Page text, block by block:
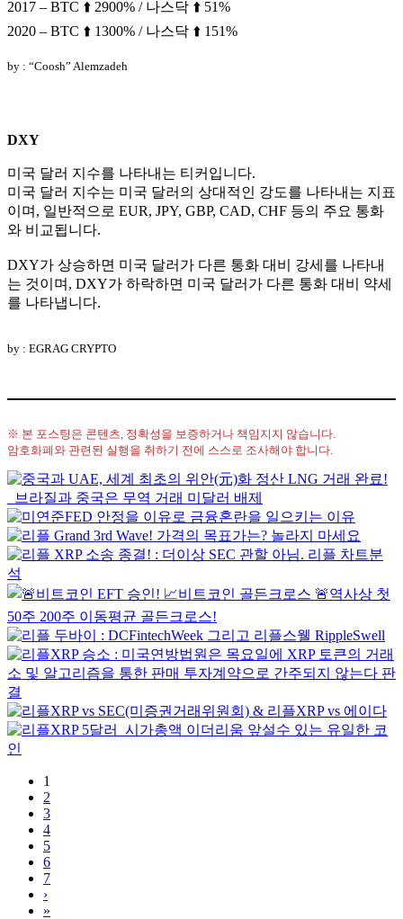
2017 – BTC ⬆️ 2900% / 나스닥 ⬆️ 51%
2020 – BTC ⬆️ 1300% / 나스닥 ⬆️ 151%
by : “Coosh” Alemzadeh
DXY
미국 달러 지수를 나타내는 티커입니다.
미국 달러 지수는 미국 달러의 상대적인 강도를 나타내는 지표
이며, 일반적으로 EUR, JPY, GBP, CAD, CHF 등의 주요 통화
와 비교됩니다.
DXY가 상승하면 미국 달러가 다른 통화 대비 강세를 나타내
는 것이며, DXY가 하락하면 미국 달러가 다른 통화 대비 약세
를 나타냅니다.
by : EGRAG CRYPTO
※ 본 포스팅은 콘텐츠, 정확성을 보증하거나 책임지지 않습니다.
암호화폐와 관련된 실행을 취하기 전에 스스로 조사해야 합니다.
1
2
3
4
5
6
7
›
»